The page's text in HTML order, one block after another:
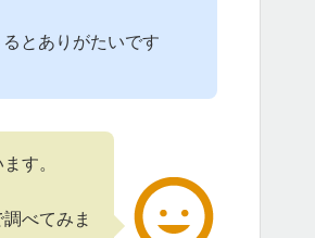
とありがたいです
す。
べてみま